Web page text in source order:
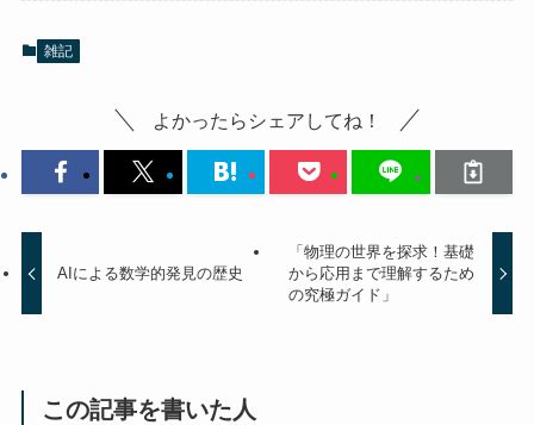
雑記
よかったらシェアしてね！
AIによる数学的発見の歴史
「物理の世界を探求！基礎
から応用まで理解するため
の究極ガイド」
この記事を書いた人